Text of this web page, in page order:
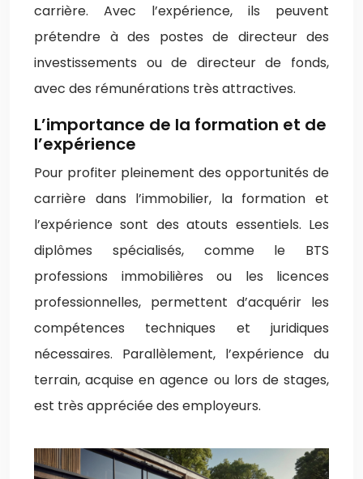
carrière. Avec l’expérience, ils peuvent
prétendre à des postes de directeur des
investissements ou de directeur de fonds,
avec des rémunérations très attractives.
L’importance de la formation et de
l’expérience
Pour profiter pleinement des opportunités de
carrière dans l’immobilier, la formation et
l’expérience sont des atouts essentiels. Les
diplômes spécialisés, comme le BTS
professions immobilières ou les licences
professionnelles, permettent d’acquérir les
compétences techniques et juridiques
nécessaires. Parallèlement, l’expérience du
terrain, acquise en agence ou lors de stages,
est très appréciée des employeurs.